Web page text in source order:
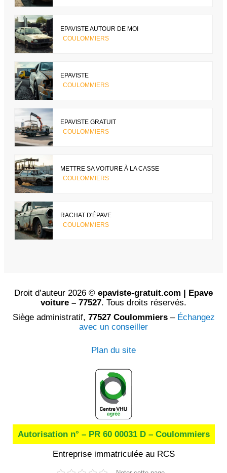
EPAVISTE AUTOUR DE MOI
COULOMMIERS
EPAVISTE
COULOMMIERS
EPAVISTE GRATUIT
COULOMMIERS
METTRE SA VOITURE À LA CASSE
COULOMMIERS
RACHAT D'ÉPAVE
COULOMMIERS
Droit d’auteur 2026 © epaviste-gratuit.com | Epave
voiture – 77527. Tous droits réservés.
Siège administratif, 77527 Coulommiers– Échangez
avec un conseiller
Plan du site
Autorisation n° – PR 60 00031 D – Coulommiers
Entreprise immatriculée au RCS